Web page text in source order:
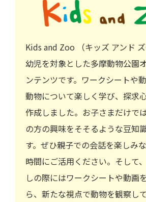
Kids and Zoo （キッズ アンド
幼児を対象とした多摩動物公園
ンテンツです。ワークシートや
動物について楽しく学び、探求
作成しました。お子さまだけで
の方の興味をそそるような豆知
す。ぜひ親子での会話を楽しみ
時間にご活用ください。そして
しの際にはワークシートや動画
ら、新たな視点で動物を観察し